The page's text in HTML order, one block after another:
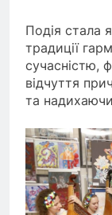
Подія стала
традиції
сучасністю,
відчуття
та